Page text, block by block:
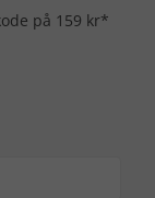
på 159 kr*